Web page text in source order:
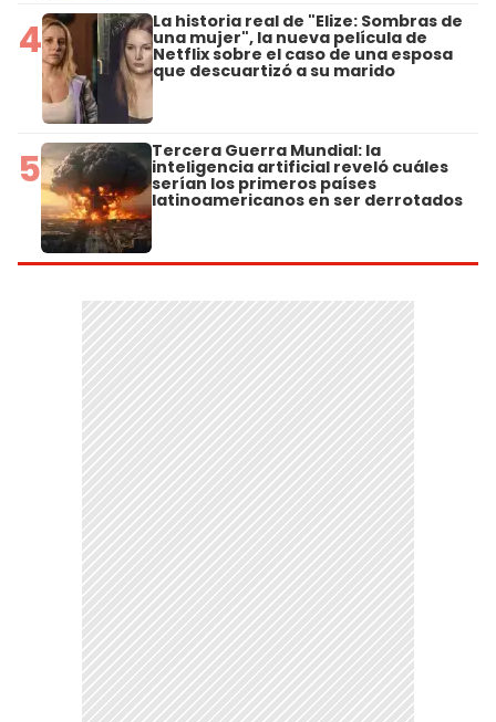
4 La historia real de "Elize: Sombras de
una mujer", la nueva película de
Netflix sobre el caso de una esposa
que descuartizó a su marido
5 Tercera Guerra Mundial: la
inteligencia artificial reveló cuáles
serían los primeros países
latinoamericanos en ser derrotados